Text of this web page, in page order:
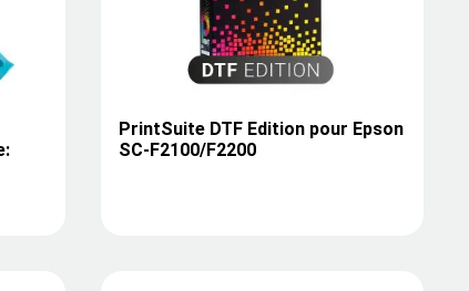
PrintSuite DTF Edition pour Epson
SC-F2100/F2200